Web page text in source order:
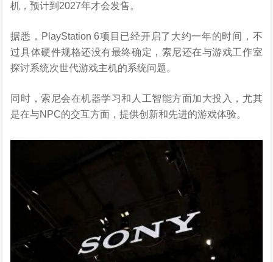
机，预计到2027年才会发售。
据悉，PlayStation 6项目已经开启了大约一年的时间，不
过具体硬件规格还没有最终确定，索尼还在与游戏工作室
探讨系统次世代游戏主机的系统问题。
同时，索尼会在机器学习和人工智能方面加大投入，尤其
是在与NPC的交互方面，提供创新和先进的游戏体验。